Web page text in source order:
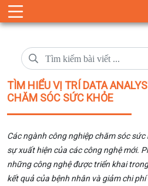
TÌM HIỂU VỊ TRÍ DATA
CHĂM SÓC SỨC KHỎE
Các ngành công nghiệp chăm sóc
sự xuất hiện của các công nghệ mới.
những công nghệ được triển khai
kết quả của bệnh nhân và giảm chi